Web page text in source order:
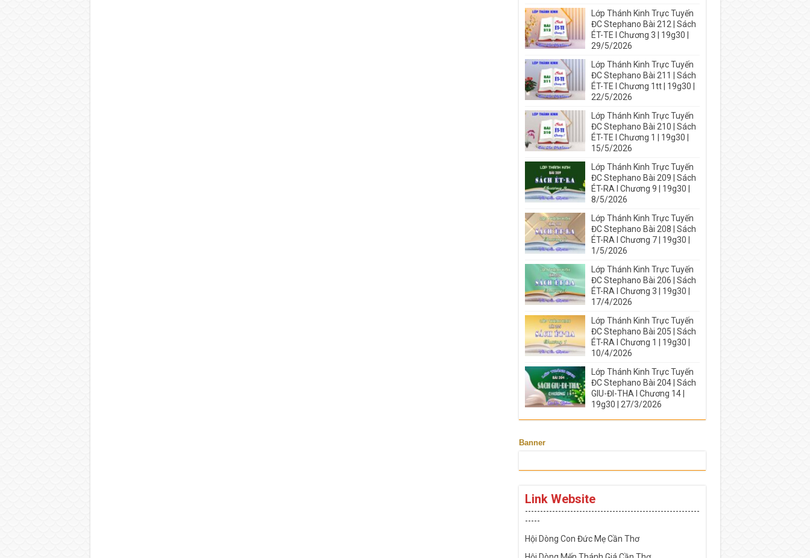
Lớp Thánh Kinh Trực Tuyến
ĐC Stephano Bài 212 | Sách
ÉT-TE I Chương 3 | 19g30 |
29/5/2026
Lớp Thánh Kinh Trực Tuyến
ĐC Stephano Bài 211 | Sách
ÉT-TE I Chương 1tt | 19g30 |
22/5/2026
Lớp Thánh Kinh Trực Tuyến
ĐC Stephano Bài 210 | Sách
ÉT-TE I Chương 1 | 19g30 |
15/5/2026
Lớp Thánh Kinh Trực Tuyến
ĐC Stephano Bài 209 | Sách
ÉT-RA I Chương 9 | 19g30 |
8/5/2026
Lớp Thánh Kinh Trực Tuyến
ĐC Stephano Bài 208 | Sách
ÉT-RA I Chương 7 | 19g30 |
1/5/2026
Lớp Thánh Kinh Trực Tuyến
ĐC Stephano Bài 206 | Sách
ÉT-RA I Chương 3 | 19g30 |
17/4/2026
Lớp Thánh Kinh Trực Tuyến
ĐC Stephano Bài 205 | Sách
ÉT-RA I Chương 1 | 19g30 |
10/4/2026
Lớp Thánh Kinh Trực Tuyến
ĐC Stephano Bài 204 | Sách
GIU-ĐI-THA I Chương 14 |
19g30 | 27/3/2026
Banner
Link Website
----------------------------------------------------------
-----
Hội Dòng Con Đức Mẹ Cần Thơ